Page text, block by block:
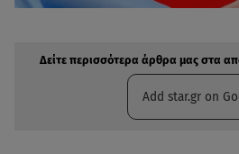
Δείτε περισσότερα άρθρα μας στα
Add star.gr on